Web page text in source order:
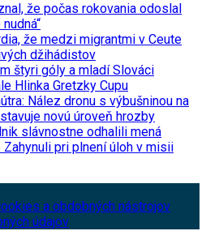
že počas rokovania odoslal
že medzi migrantmi v Ceute
džihádistov
štyri góly a mladí Slováci
Hlinka Gretzky Cupu
Nález dronu s výbušninou na
novú úroveň hrozby
slávnostne odhalili mená
pri plnení úloh v misii
a obdobných nástrojov
údajov